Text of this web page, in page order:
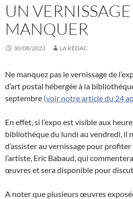
UN
MANQUER
30/08/2023 LA RÉDAC
Ne manquez pas le vernissage de
d’art postal hébergée à la
septembre (voir notre article du 24
En effet, si l’expo est visible aux
bibliothèque du lundi au vendredi, il
d’assister au vernissage pour
l’artiste, Eric Babaud, qui
œuvres et sera disponible pour
A noter que plusieurs œuvres